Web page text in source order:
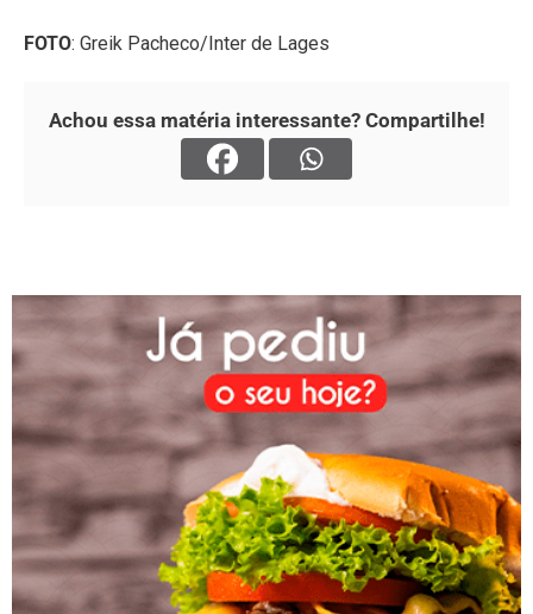
FOTO: Greik Pacheco/Inter de Lages
Achou essa matéria interessante? Compartilhe!